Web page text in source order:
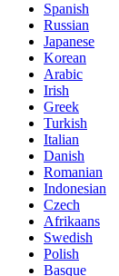
Spanish
Russian
Japanese
Korean
Arabic
Irish
Greek
Turkish
Italian
Danish
Romanian
Indonesian
Czech
Afrikaans
Swedish
Polish
Basque